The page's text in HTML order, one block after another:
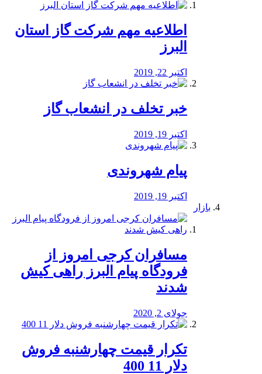
️اطلاعیه مهم شرکت گاز استان
البرز
اکتبر 22, 2019
خبر تخلف در انشعاب گاز
اکتبر 19, 2019
پیام شهروندی
اکتبر 19, 2019
بازار
مسافران کرجی امروز از
فرودگاه پیام البرز راهی کیش
شدند
جولای 2, 2020
تکرار قیمت چهارشنبه فروش
دلار 11 400